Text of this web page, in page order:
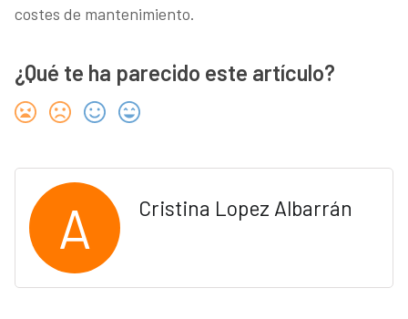
costes de mantenimiento.
¿Qué te ha parecido este artículo?
A Cristina Lopez Albarrán